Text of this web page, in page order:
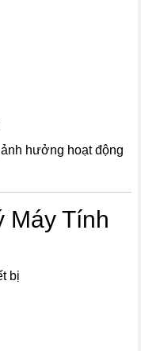
hưởng hoạt động
Máy Tính
bị